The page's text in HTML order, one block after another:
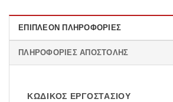
ΕΠΙΠΛΈΟΝ ΠΛΗΡΟΦΟΡΊΕΣ
ΠΛΗΡΟΦΟΡΊΕΣ ΑΠΟΣΤΟΛΉΣ
ΚΩΔΙΚΌΣ ΕΡΓΟΣΤΑΣΊΟΥ